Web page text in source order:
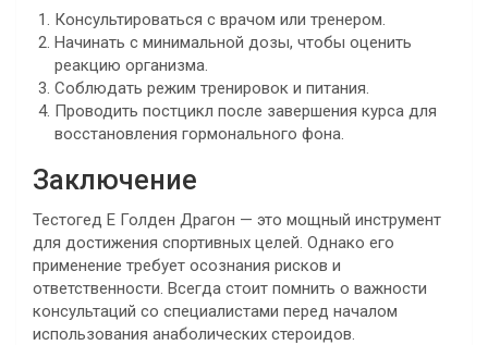
Консультироваться с врачом или тренером.
Начинать с минимальной дозы, чтобы оценить
реакцию организма.
Соблюдать режим тренировок и питания.
Проводить постцикл после завершения курса для
восстановления гормонального фона.
Заключение
Тестогед Е Голден Драгон — это мощный инструмент
для достижения спортивных целей. Однако его
применение требует осознания рисков и
ответственности. Всегда стоит помнить о важности
консультаций со специалистами перед началом
использования анаболических стероидов.